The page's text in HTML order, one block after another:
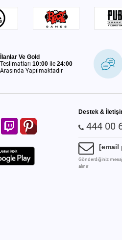
İlanlar Ve Gold
Teslimatları10:00 ile24:00
Arasında Yapılmaktadır
Destek &
444 00
[email
Gönderdiğiniz
alınır